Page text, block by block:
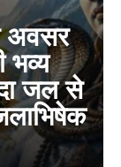
अवसर
भव्य
जल से